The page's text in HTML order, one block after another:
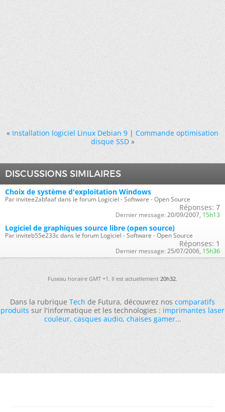
« Installation logiciel Linux Debian 9|Commande optimisation
disque SSD »
DISCUSSIONS SIMILAIRES
Choix de système d'exploitation Windows
Par invitee2abfaaf dans le forum Logiciel - Software - Open Source
Réponses: 7
Dernier message: 20/09/2007, 15h13
Logiciel de graphiques source libre (open source)
Par inviteb55e233c dans le forum Logiciel - Software - Open Source
Réponses: 1
Dernier message: 25/07/2006, 15h36
Fuseau horaire GMT +1. Il est actuellement20h32.
Dans la rubriqueTechde Futura, découvrez noscomparatifs
produitssur l'informatique et les technologies :imprimantes laser
couleur,casques audio,chaises gamer...